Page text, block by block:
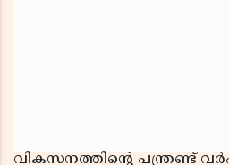
വികസനത്തിന്റെ പന്ത്രണ്ട്